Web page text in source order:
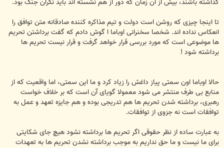
گذاشته باشند، بیش از آن زمان که دور از هم نشسته اند باید نگران جنگ بود.
تا اینجا چیزی که روشن است دولت و تیم مذاکره کننده صادقانه متن توافق را
انعکاس نداده اند. شخصا سخنرانی اوباما ا گوش دادم که گفت برداشتن تحریم
ها موضوعی است که مورد بررسی قرار خواهد گرفت و قرار نیست تحریم ها
برداشته شود !
حالا اوباما اون سمتی پیاز داغش را زیاد کرد و ما این سمتی، اما واقعیت که از
منابع بی طرف منتشر می شود معمولا گویای آن است که بر خلاف خواست
رهبری، برداشته شدن تحریم ها هم تدریجی بوده و هم جایزه تعهد و عمل به
توافقات است نه جزوی از توافقات.
به عبارت ساده از نظر حقوقی اگر تحریم ها برداشته نشود هیچ جای شکایتی
برای ما نیست و ما حق نداریم به موجب برداشته نشدن تحریم ها به تعهدات